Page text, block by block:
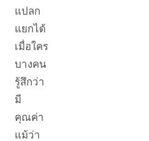
แปลก
แยกได้
เมื่อใคร
บางคน
รู้สึกว่า
มี
คุณค่า
แม้ว่า